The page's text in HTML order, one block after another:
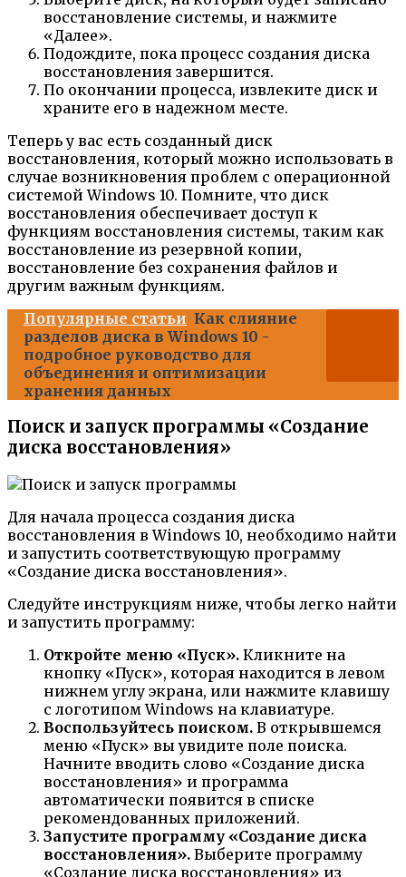
восстановление системы, и нажмите
«Далее».
Подождите, пока процесс создания диска
восстановления завершится.
По окончании процесса, извлеките диск и
храните его в надежном месте.
Теперь у вас есть созданный диск
восстановления, который можно использовать в
случае возникновения проблем с операционной
системой Windows 10. Помните, что диск
восстановления обеспечивает доступ к
функциям восстановления системы, таким как
восстановление из резервной копии,
восстановление без сохранения файлов и
другим важным функциям.
Популярные статьи Как слияние
разделов диска в Windows 10 -
подробное руководство для
объединения и оптимизации
хранения данных
Поиск и запуск программы «Создание
диска восстановления»
Для начала процесса создания диска
восстановления в Windows 10, необходимо найти
и запустить соответствующую программу
«Создание диска восстановления».
Следуйте инструкциям ниже, чтобы легко найти
и запустить программу:
Откройте меню «Пуск». Кликните на
кнопку «Пуск», которая находится в левом
нижнем углу экрана, или нажмите клавишу
с логотипом Windows на клавиатуре.
Воспользуйтесь поиском. В открывшемся
меню «Пуск» вы увидите поле поиска.
Начните вводить слово «Создание диска
восстановления» и программа
автоматически появится в списке
рекомендованных приложений.
Запустите программу «Создание диска
восстановления». Выберите программу
«Создание диска восстановления» из